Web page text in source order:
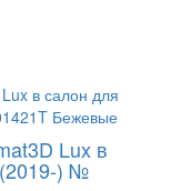
Lux в
) №